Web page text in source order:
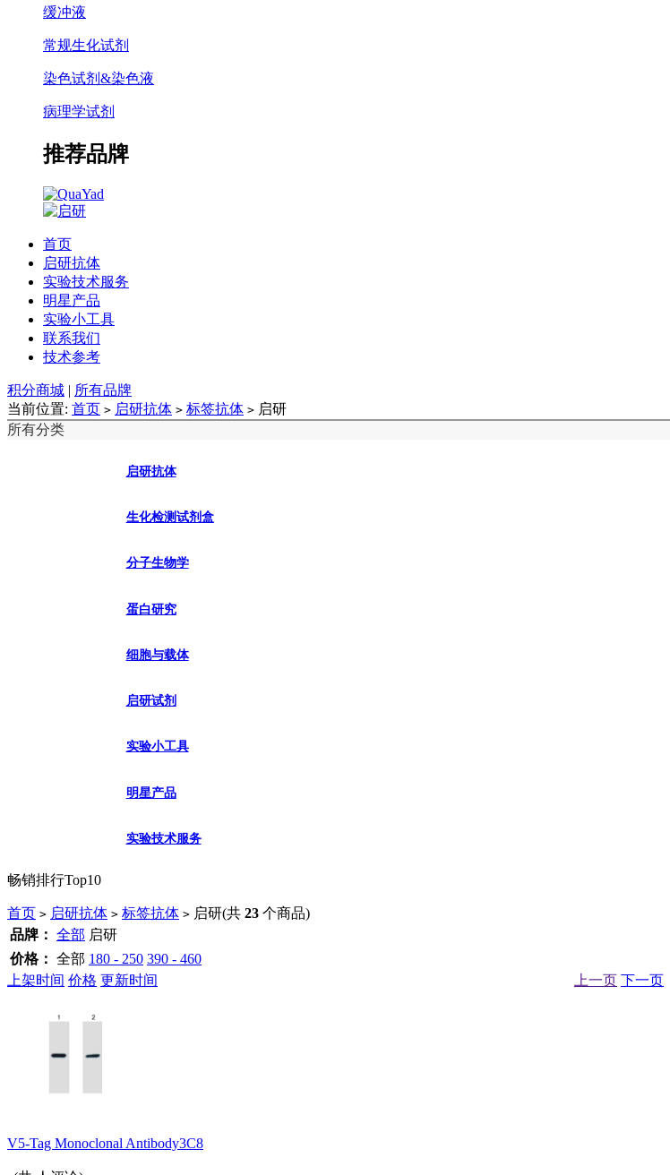
缓冲液
常规生化试剂
染色试剂&染色液
病理学试剂
推荐品牌
首页
启研抗体
实验技术服务
明星产品
实验小工具
联系我们
技术参考
积分商城 | 所有品牌
当前位置: 首页 > 启研抗体 > 标签抗体 > 启研
所有分类
启研抗体
生化检测试剂盒
分子生物学
蛋白研究
细胞与载体
启研试剂
实验小工具
明星产品
实验技术服务
畅销排行Top10
首页 > 启研抗体 > 标签抗体 > 启研(共 23 个商品)
品牌： 全部 启研
价格： 全部 180 - 250 390 - 460
上架时间 价格 更新时间 上一页 下一页
V5-Tag Monoclonal Antibody3C8